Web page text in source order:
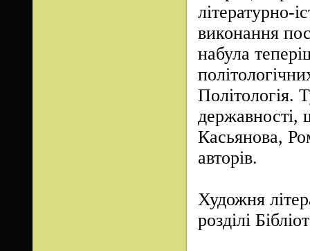
літературно-
виконання
набула
Політологія.
державності,
Касьянова,
авторів.
Художня
розділі